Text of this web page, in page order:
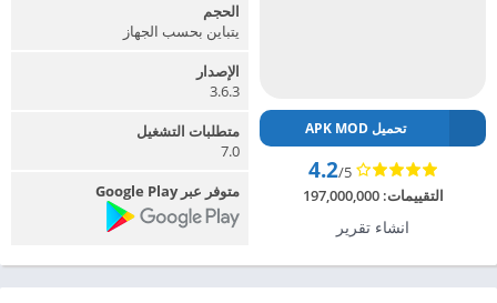
تحميل APK MOD
4.2/5
التقييمات:197,000,000
انشاء تقرير
الحجم
يتباين بحسب الجهاز
الإصدار
3.6.3
متطلبات التشغيل
7.0
متوفر عبر Google Play